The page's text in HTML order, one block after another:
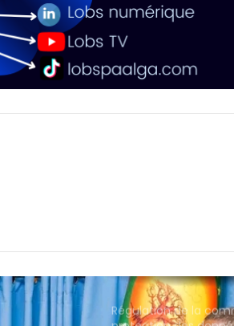
Régulation de la